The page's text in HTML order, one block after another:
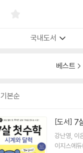
국내도서
베스트
기본순
[도서] 7
강난영 이
이지스에